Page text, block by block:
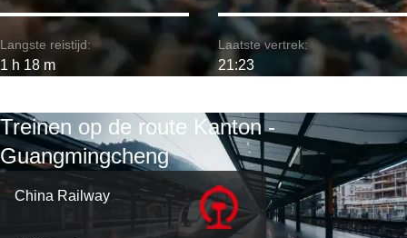
Langste reistijd:
1 h 18 m
Laatste vertrek:
21:23
Treinen op de route Kanton -
Guangmingcheng
China Railway